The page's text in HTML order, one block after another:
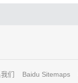
洛政办〔2012〕117号《洛阳市人民政府办公室关于印发洛阳市服务业发展评价考核试行办法的通知》
们 Baidu Sitemaps